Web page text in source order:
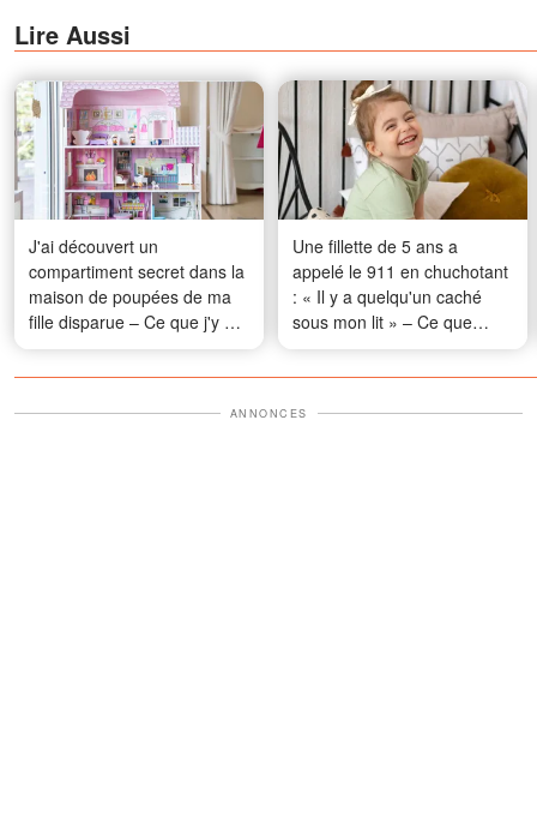
Lire Aussi
J'ai découvert un
compartiment secret dans la
maison de poupées de ma
fille disparue – Ce que j'y ai
trouvé m'a poussée à
appeler le 911
Une fillette de 5 ans a
appelé le 911 en chuchotant
: « Il y a quelqu'un caché
sous mon lit » – Ce que
nous avons découvert m'a
glacé le sang
ANNONCES